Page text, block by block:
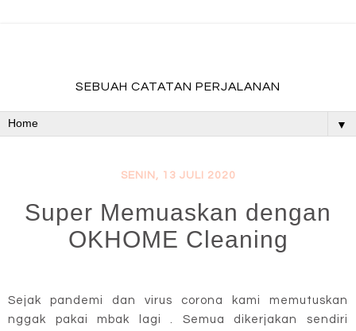
SEBUAH CATATAN PERJALANAN
▼
SENIN, 13 JULI 2020
Super Memuaskan dengan
OKHOME Cleaning
Sejak pandemi dan virus corona kami memutuskan
nggak pakai mbak lagi . Semua dikerjakan sendiri